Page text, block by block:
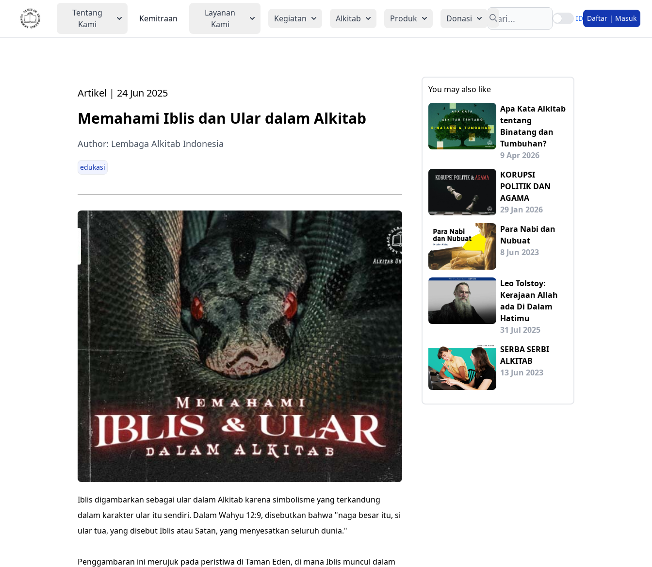
Tentang
Kami
Kemitraan
Layanan
Kami
Kegiatan Alkitab Produk Donasi
Search
ID Daftar | Masuk
Artikel | 24 Jun 2025
Memahami Iblis dan Ular dalam Alkitab
Author: Lembaga Alkitab Indonesia
edukasi
Iblis digambarkan sebagai ular dalam Alkitab karena simbolisme yang terkandung
dalam karakter ular itu sendiri. Dalam Wahyu 12:9, disebutkan bahwa "naga besar itu, si
ular tua, yang disebut Iblis atau Satan, yang menyesatkan seluruh dunia."
Penggambaran ini merujuk pada peristiwa di Taman Eden, di mana Iblis muncul dalam
You may also like
Apa Kata Alkitab
tentang
Binatang dan
Tumbuhan?
9 Apr 2026
KORUPSI
POLITIK DAN
AGAMA
29 Jan 2026
Para Nabi dan
Nubuat
8 Jun 2023
Leo Tolstoy:
Kerajaan Allah
ada Di Dalam
Hatimu
31 Jul 2025
SERBA SERBI
ALKITAB
13 Jun 2023